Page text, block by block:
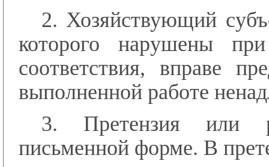
2. Хозяйствующий
которого нарушены
соответствия, вправе
выполненной работе
3. Претензия или
письменной форме. В